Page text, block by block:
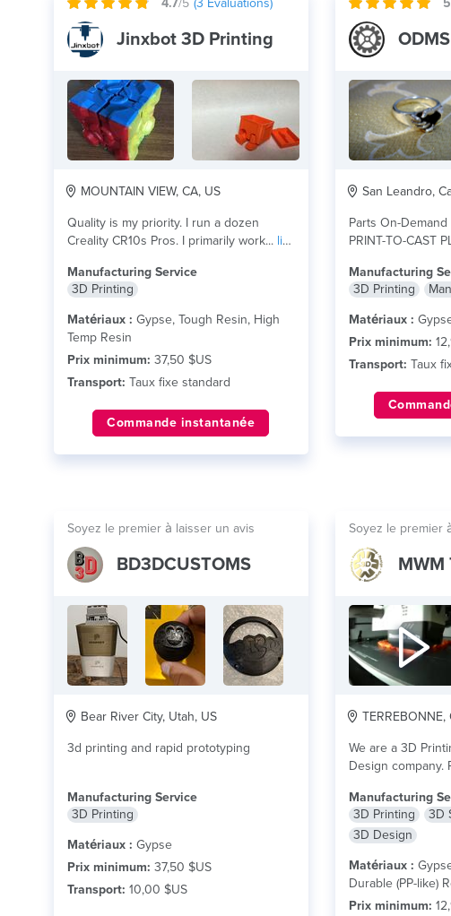
4.7/5 (3 Evaluations)
Jinxbot 3D Printing
MOUNTAIN VIEW, CA, US
Quality is my priority. I run a dozen
Creality CR10s Pros. I primarily work... lire
Manufacturing Service
3D Printing
Matériaux : Gypse, Tough Resin, High
Temp Resin
Prix minimum: 37,50 $US
Transport: Taux fixe standard
Commande instantanée
5
ODMS
San Leandro,
Parts On-
PRINT-TO-CAST
AND STAINLESS...
Manufacturing
3D Printing
Matériaux :
Prix minimum:
Transport: Taux
Soyez le premier à laisser un avis
BD3DCUSTOMS
Bear River City, Utah, US
3d printing and rapid prototyping
Manufacturing Service
3D Printing
Matériaux : Gypse
Prix minimum: 37,50 $US
Transport: 10,00 $US
Soyez le premier
TERREBONNE,
We are a 3D
Design company.
Manufacturing
3D Printing
3D
3D Design
Matériaux :
Durable (PP-like)
Prix minimum: